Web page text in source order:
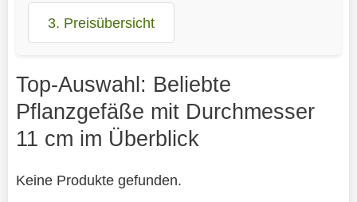
3. Preisübersicht
Top-Auswahl: Beliebte
Pflanzgefäße mit Durchmesser
11 cm im Überblick
Keine Produkte gefunden.